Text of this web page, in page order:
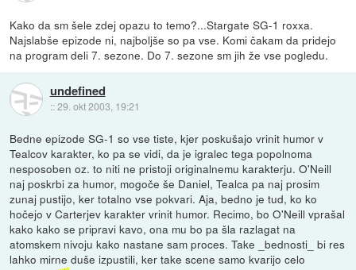
Kako da sm šele zdej opazu to temo?...Stargate SG-1 roxxa.
Najslabše epizode ni, najboljše so pa vse. Komi čakam da pridejo
na program deli 7. sezone. Do 7. sezone sm jih že vse pogledu.
undefined
::29. okt 2003, 19:21
Bedne epizode SG-1 so vse tiste, kjer poskušajo vrinit humor v
Tealcov karakter, ko pa se vidi, da je igralec tega popolnoma
nesposoben oz. to niti ne pristoji originalnemu karakterju. O'Neill
naj poskrbi za humor, mogoče še Daniel, Tealca pa naj prosim
zunaj pustijo, ker totalno vse pokvari. Aja, bedno je tud, ko ko
hočejo v Carterjev karakter vrinit humor. Recimo, bo O'Neill vprašal
kako kako se pripravi kavo, ona mu bo pa šla razlagat na
atomskem nivoju kako nastane sam proces. Take _bednosti_ bi res
lahko mirne duše izpustili, ker take scene samo kvarijo celo